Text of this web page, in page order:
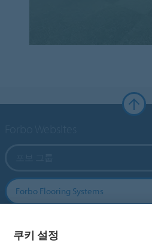
Forbo Flooring Systems
쿠키 설정